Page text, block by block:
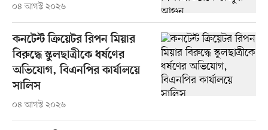
০৪ আগস্ট ২০২৬
কনটেন্ট ক্রিয়েটর রিপন মিয়ার
বিরুদ্ধে স্কুলছাত্রীকে ধর্ষণের
অভিযোগ, বিএনপির কার্যালয়ে
সালিস
০৪ আগস্ট ২০২৬